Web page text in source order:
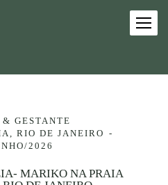
GESTANTE
RIO DE JANEIRO
2026
MARIKO NA PRAIA